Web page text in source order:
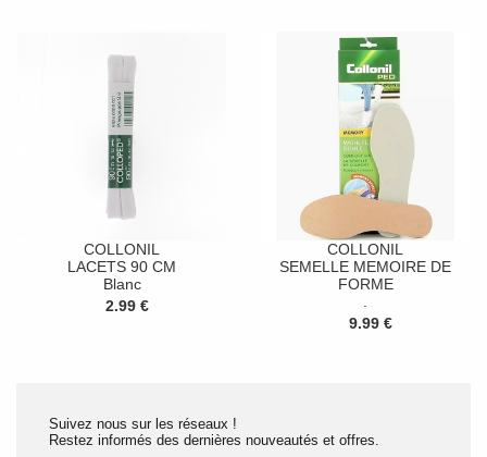
COLLONIL
LACETS 90 CM
Blanc
2.99 €
COLLONIL
SEMELLE MEMOIRE DE
FORME
9.99 €
Suivez nous sur les réseaux !
Restez informés des dernières nouveautés et offres.